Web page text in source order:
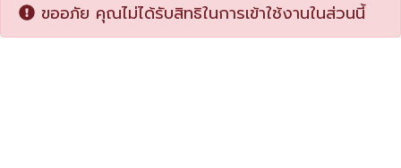
ขออภัย คุณไม่ได้รับสิทธิในการเข้าใช้งานในส่วนนี้